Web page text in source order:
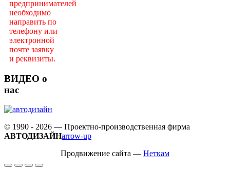
предпринимателей
необходимо
направить по
телефону или
электронной
почте заявку
и реквизиты.
ВИДЕО о
нас
© 1990 - 2026 — Проектно-производственная фирма
АВТОДИЗАЙНarrow-up
Продвижение сайта — Неткам